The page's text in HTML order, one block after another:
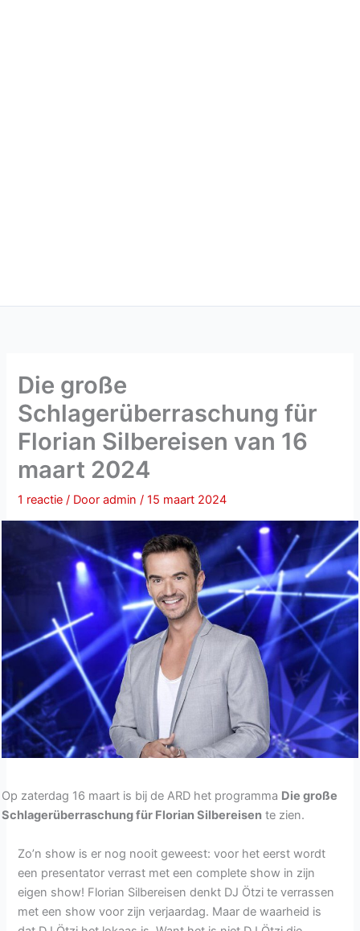
Die große
Schlagerüberraschung für
Florian Silbereisen van 16
maart 2024
1 reactie / Dooradmin/15 maart 2024
Op zaterdag 16 maart is bij de ARD het programma Die große
Schlagerüberraschung für Florian Silbereisen te zien.
Zo’n show is er nog nooit geweest: voor het eerst wordt
een presentator verrast met een complete show in zijn
eigen show! Florian Silbereisen denkt DJ Ötzi te verrassen
met een show voor zijn verjaardag. Maar de waarheid is